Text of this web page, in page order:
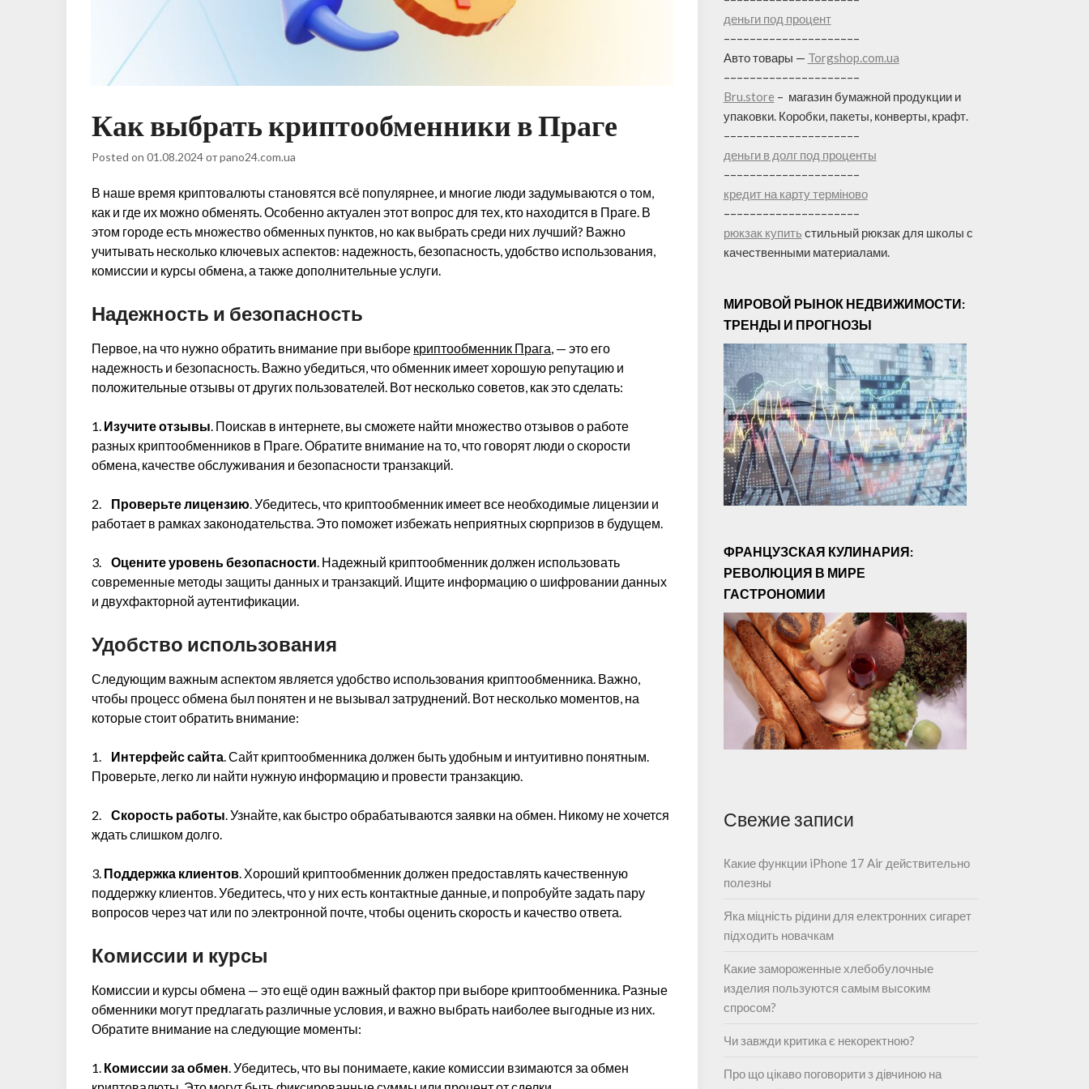
Как выбрать криптообменники в Праге
Posted on01.08.2024отpano24.com.ua
В наше время криптовалюты становятся всё популярнее, и многие люди задумываются о том,
как и где их можно обменять. Особенно актуален этот вопрос для тех, кто находится в Праге. В
этом городе есть множество обменных пунктов, но как выбрать среди них лучший? Важно
учитывать несколько ключевых аспектов: надежность, безопасность, удобство использования,
комиссии и курсы обмена, а также дополнительные услуги.
Надежность и безопасность
Первое, на что нужно обратить внимание при выборе криптообменник Прага, — это его
надежность и безопасность. Важно убедиться, что обменник имеет хорошую репутацию и
положительные отзывы от других пользователей. Вот несколько советов, как это сделать:
1. Изучите отзывы. Поискав в интернете, вы сможете найти множество отзывов о работе
разных криптообменников в Праге. Обратите внимание на то, что говорят люди о скорости
обмена, качестве обслуживания и безопасности транзакций.
2. Проверьте лицензию. Убедитесь, что криптообменник имеет все необходимые лицензии и
работает в рамках законодательства. Это поможет избежать неприятных сюрпризов в будущем.
3.Оцените уровень безопасности. Надежный криптообменник должен использовать
современные методы защиты данных и транзакций. Ищите информацию о шифровании данных
и двухфакторной аутентификации.
Удобство использования
Следующим важным аспектом является удобство использования криптообменника. Важно,
чтобы процесс обмена был понятен и не вызывал затруднений. Вот несколько моментов, на
которые стоит обратить внимание:
1. Интерфейс сайта. Сайт криптообменника должен быть удобным и интуитивно понятным.
Проверьте, легко ли найти нужную информацию и провести транзакцию.
2.Скорость работы. Узнайте, как быстро обрабатываются заявки на обмен. Никому не хочется
ждать слишком долго.
3. Поддержка клиентов. Хороший криптообменник должен предоставлять качественную
поддержку клиентов. Убедитесь, что у них есть контактные данные, и попробуйте задать пару
вопросов через чат или по электронной почте, чтобы оценить скорость и качество ответа.
Комиссии и курсы
Комиссии и курсы обмена — это ещё один важный фактор при выборе криптообменника. Разные
обменники могут предлагать различные условия, и важно выбрать наиболее выгодные из них.
Обратите внимание на следующие моменты:
1. Комиссии за обмен. Убедитесь, что вы понимаете, какие комиссии взимаются за обмен
деньги под процент
–––––––––––––––––––––
Авто товары — Torgshop.com.ua
–––––––––––––––––––––
Bru.store – магазин бумажной продукции и
упаковки. Коробки, пакеты, конверты, крафт.
–––––––––––––––––––––
деньги в долг под проценты
–––––––––––––––––––––
кредит на карту терміново
–––––––––––––––––––––
рюкзак купить стильный рюкзак для школы с
качественными материалами.
МИРОВОЙ РЫНОК НЕДВИЖИМОСТИ:
ТРЕНДЫ И ПРОГНОЗЫ
ФРАНЦУЗСКАЯ КУЛИНАРИЯ:
РЕВОЛЮЦИЯ В МИРЕ
ГАСТРОНОМИИ
Свежие записи
Какие функции iPhone 17 Air действительно
полезны
Яка міцність рідини для електронних сигарет
підходить новачкам
Какие замороженные хлебобулочные
изделия пользуются самым высоким
спросом?
Чи завжди критика є некоректною?
Про що цікаво поговорити з дівчиною на